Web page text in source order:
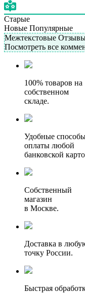
Старые
Новые Популярные
Межтекстовые
Посмотреть все
100% товаров на
собственном
складе.
Удобные
оплаты любой
банковской
Собственный
магазин
в Москве.
Доставка в
точку России.
Быстрая